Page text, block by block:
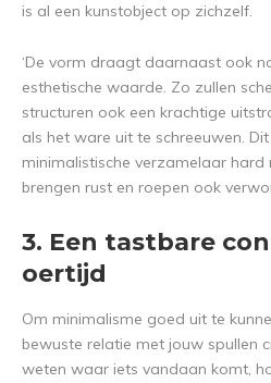
is al een kunstobject op zichzelf.
‘De vorm draagt daarnaast ook
esthetische waarde. Zo zullen
structuren ook een krachtige
als het ware uit te schreeuwen.
minimalistische verzamelaar hard
brengen rust en roepen ook
3. Een tastbare
oertijd
Om minimalisme goed uit te
bewuste relatie met jouw spullen
weten waar iets vandaan komt,